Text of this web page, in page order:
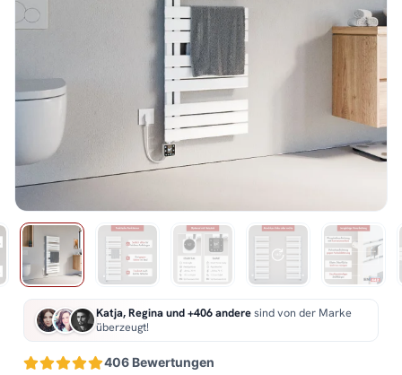
406 Bewertungen
Katja, Regina und +406 anderesind von der Marke
überzeugt!